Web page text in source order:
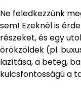
Ne feledkezzünk
sem! Ezeknél is
részeket, és egy
örökzöldek (pl.
lazítása, a beteg,
kulcsfontosságú a